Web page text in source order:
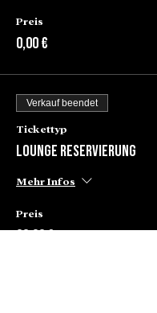
Preis
0,00 €
Verkauf beendet
Tickettyp
Lounge Reservierung
Mehr Infos
Preis
80,00 €